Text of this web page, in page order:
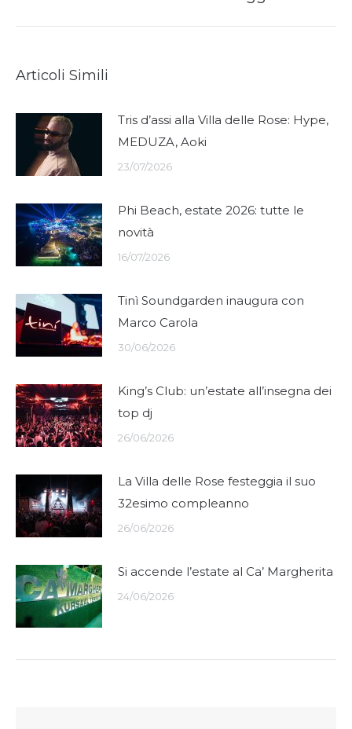
Articoli Simili
Tris d’assi alla Villa delle Rose: Hype,
MEDUZA, Aoki
23/07/2026
Phi Beach, estate 2026: tutte le
novità
16/07/2026
Tinì Soundgarden inaugura con
Marco Carola
30/06/2026
King’s Club: un’estate all’insegna dei
top dj
26/06/2026
La Villa delle Rose festeggia il suo
32esimo compleanno
26/06/2026
Si accende l’estate al Ca’ Margherita
24/06/2026